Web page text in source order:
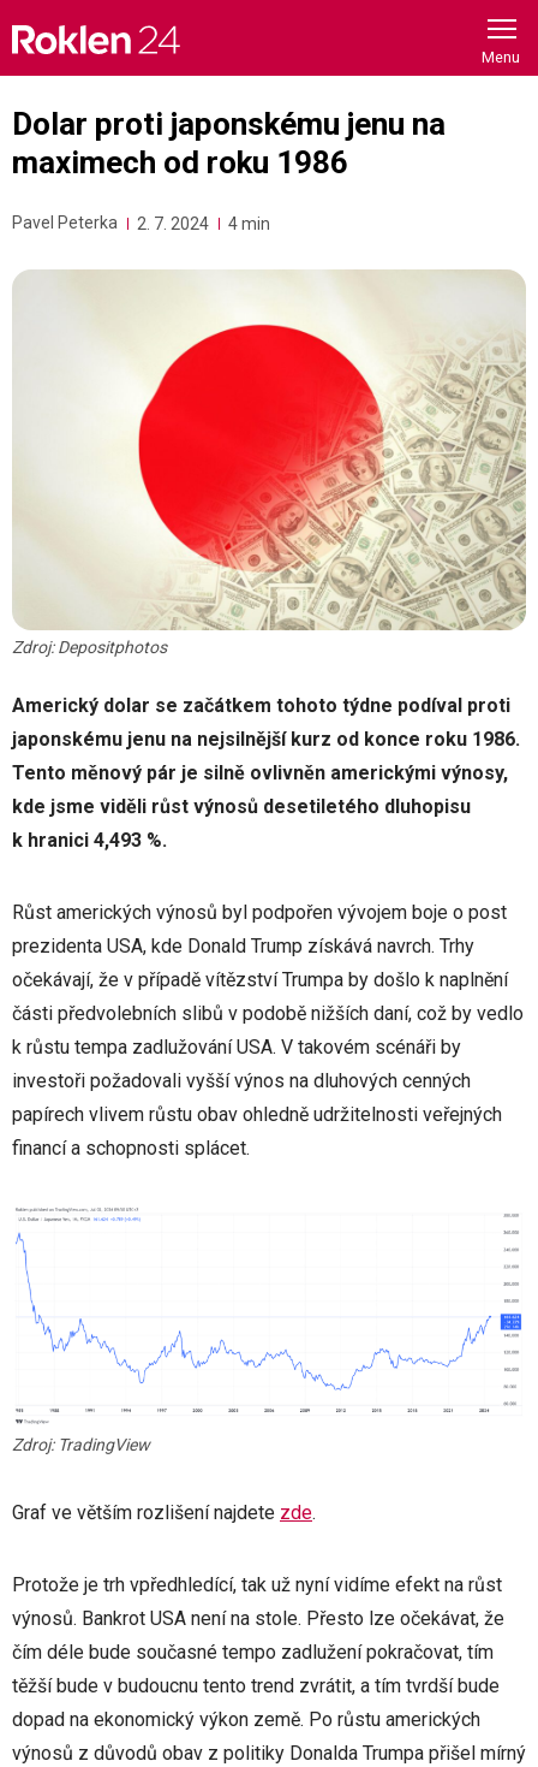
content
Dolar proti japonskému jenu na
maximech od roku 1986
Pavel Peterka 2. 7. 2024 4 min
Zdroj: Depositphotos
Americký dolar se začátkem tohoto týdne podíval proti
japonskému jenu na nejsilnější kurz od konce roku 1986.
Tento měnový pár je silně ovlivněn americkými výnosy,
kde jsme viděli růst výnosů desetiletého dluhopisu
k hranici 4,493 %.
Růst amerických výnosů byl podpořen vývojem boje o post
prezidenta USA, kde Donald Trump získává navrch. Trhy
očekávají, že v případě vítězství Trumpa by došlo k naplnění
části předvolebních slibů v podobě nižších daní, což by vedlo
k růstu tempa zadlužování USA. V takovém scénáři by
investoři požadovali vyšší výnos na dluhových cenných
papírech vlivem růstu obav ohledně udržitelnosti veřejných
financí a schopnosti splácet.
Zdroj: TradingView
Graf ve větším rozlišení najdete zde.
Protože je trh vpředhledící, tak už nyní vidíme efekt na růst
výnosů. Bankrot USA není na stole. Přesto lze očekávat, že
čím déle bude současné tempo zadlužení pokračovat, tím
těžší bude v budoucnu tento trend zvrátit, a tím tvrdší bude
dopad na ekonomický výkon země. Po růstu amerických
výnosů z důvodů obav z politiky Donalda Trumpa přišel mírný